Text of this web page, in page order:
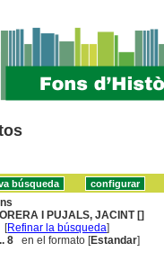
I PUJALS, JACINT []
[Refinar la búsqueda]
8 en el formato [Estandar]